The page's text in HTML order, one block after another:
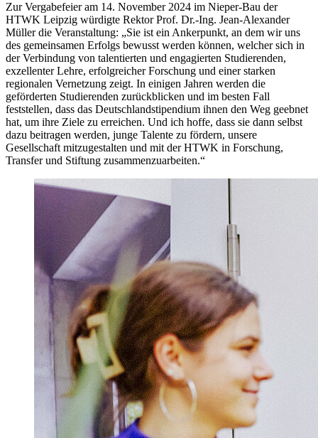
Zur Vergabefeier am 14. November 2024 im Nieper-Bau der
HTWK Leipzig würdigte Rektor Prof. Dr.-Ing. Jean-Alexander
Müller die Veranstaltung: „Sie ist ein Ankerpunkt, an dem wir uns
des gemeinsamen Erfolgs bewusst werden können, welcher sich in
der Verbindung von talentierten und engagierten Studierenden,
exzellenter Lehre, erfolgreicher Forschung und einer starken
regionalen Vernetzung zeigt. In einigen Jahren werden die
geförderten Studierenden zurückblicken und im besten Fall
feststellen, dass das Deutschlandstipendium ihnen den Weg geebnet
hat, um ihre Ziele zu erreichen. Und ich hoffe, dass sie dann selbst
dazu beitragen werden, junge Talente zu fördern, unsere
Gesellschaft mitzugestalten und mit der HTWK in Forschung,
Transfer und Stiftung zusammenzuarbeiten.“